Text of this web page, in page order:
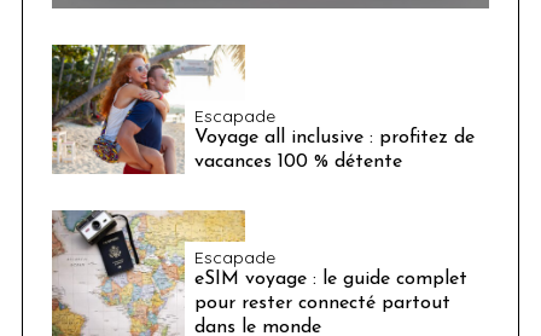
Escapade
Voyage all inclusive : profitez de
vacances 100 % détente
Escapade
eSIM voyage : le guide complet
pour rester connecté partout
dans le monde